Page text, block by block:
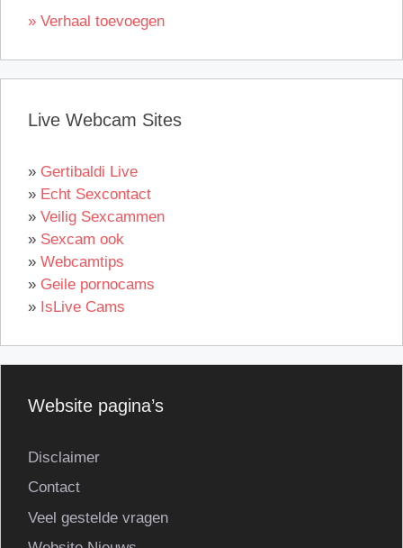
» Verhaal toevoegen
Live Webcam Sites
» Gertibaldi Live
» Echt Sexcontact
» Veilig Sexcammen
» Sexcam ook
» Webcamtips
» Geile pornocams
» IsLive Cams
Website pagina’s
Disclaimer
Contact
Veel gestelde vragen